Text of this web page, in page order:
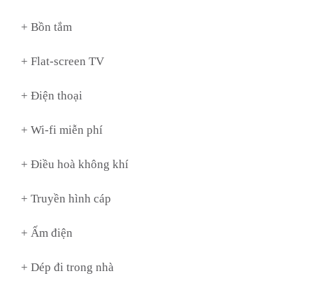
+ Bồn tắm
+ Flat-screen TV
+ Điện thoại
+ Wi-fi miễn phí
+ Điều hoà không khí
+ Truyền hình cáp
+ Ấm điện
+ Dép đi trong nhà